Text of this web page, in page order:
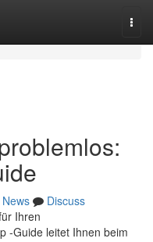
News
Discuss
Ihren
-Guide leitet Ihnen beim